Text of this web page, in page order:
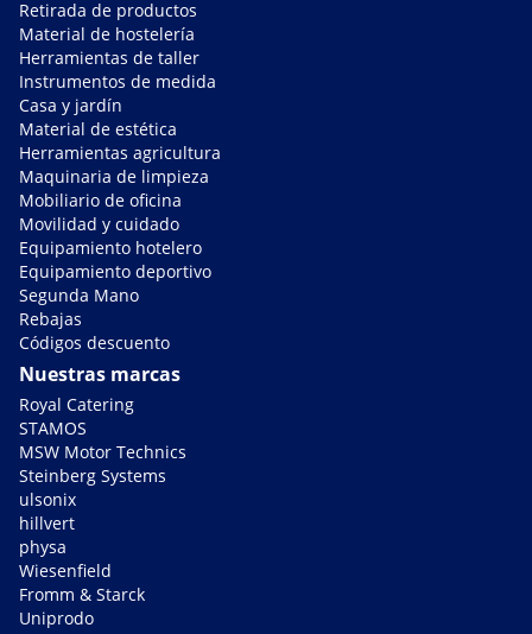
Retirada de productos
Material de hostelería
Herramientas de taller
Instrumentos de medida
Casa y jardín
Material de estética
Herramientas agricultura
Maquinaria de limpieza
Mobiliario de oficina
Movilidad y cuidado
Equipamiento hotelero
Equipamiento deportivo
Segunda Mano
Rebajas
Códigos descuento
Nuestras marcas
Royal Catering
STAMOS
MSW Motor Technics
Steinberg Systems
ulsonix
hillvert
physa
Wiesenfield
Fromm & Starck
Uniprodo